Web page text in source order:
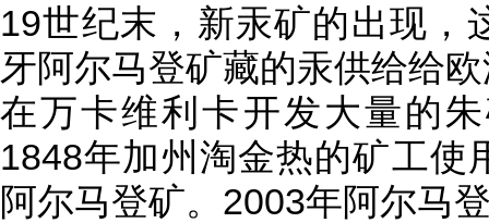
19世纪末，新汞矿的出现，
牙阿尔马登矿藏的汞供给给
在万卡维利卡开发大量的
1848年加州淘金热的矿工使
阿尔马登矿。2003年阿尔马